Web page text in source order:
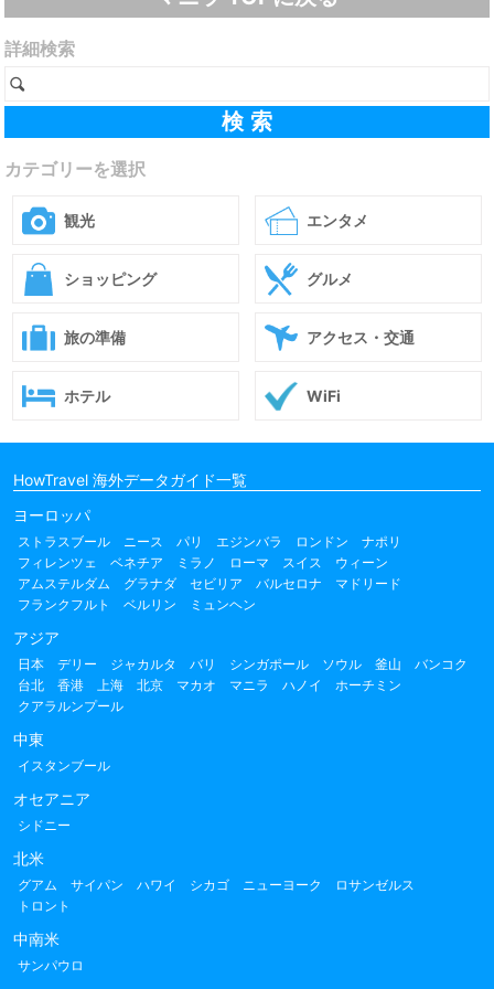
詳細検索
カテゴリーを選択
観光 エンタメ
ショッピング グルメ
旅の準備 アクセス・交通
ホテル WiFi
HowTravel 海外データガイド一覧
ヨーロッパ
ストラスブール ニース パリ エジンバラ ロンドン
ナポリ
フィレンツェ
ベネチア ミラノ ローマ スイス
ウィーン
アムステルダム
グラナダ セビリア バルセロナ
マドリード
フランクフルト
ベルリン ミュンヘン
アジア
日本 デリー ジャカルタ バリ シンガポール ソウル 釜山
バンコク
台北
香港 上海 北京 マカオ マニラ ハノイ
ホーチミン
クアラルンプール
中東
イスタンブール
オセアニア
シドニー
北米
グアム サイパン ハワイ シカゴ ニューヨーク
ロサンゼルス
トロント
中南米
サンパウロ